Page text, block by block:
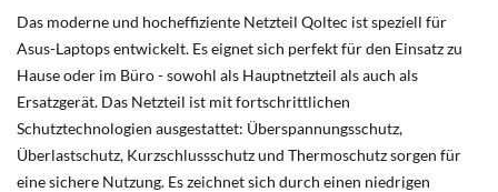
Das moderne und hocheffiziente Netzteil Qoltec ist speziell für
Asus-Laptops entwickelt. Es eignet sich perfekt für den Einsatz zu
Hause oder im Büro - sowohl als Hauptnetzteil als auch als
Ersatzgerät. Das Netzteil ist mit fortschrittlichen
Schutztechnologien ausgestattet: Überspannungsschutz,
Überlastschutz, Kurzschlussschutz und Thermoschutz sorgen für
eine sichere Nutzung. Es zeichnet sich durch einen niedrigen